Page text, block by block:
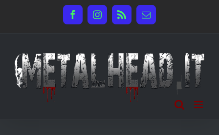
FacebookInstagram
Rss Email